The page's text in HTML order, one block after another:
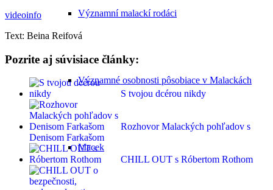
Významní malackí rodáci
Významné osobnosti pôsobiace v Malackách
Macek
videoinfo
Text: Beina Reifová
Pozrite aj súvisiace články:
S tvojou dcérou nikdy
Rozhovor Malackých pohľadov s
Denisom Farkašom
CHILL OUT s Róbertom Rothom